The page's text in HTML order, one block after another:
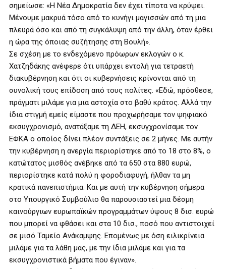
σημείωσε: «Η Νέα Δημοκρατία δεν έχει τίποτα να κρύψει.
Μένουμε μακρυά τόσο από το κυνήγι μαγισσών από τη μια
πλευρά όσο και από τη συγκάλυψη από την άλλη, όταν έρθει
η ώρα της όποιας συζήτησης στη Βουλή».
Σε σχέση με το ενδεχόμενο πρόωρων εκλογών ο κ.
Χατζηδάκης ανέφερε ότι υπάρχει εντολή για τετραετή
διακυβέρνηση και ότι οι κυβερνήσεις κρίνονται από τη
συνολική τους επίδοση από τους πολίτες. «Εδώ, πρόσθεσε,
πράγματι μιλάμε για μια αστοχία στο βαθύ κράτος. Αλλά την
ίδια στιγμή εμείς είμαστε που προχωρήσαμε τον ψηφιακό
εκσυγχρονισμό, ανατάξαμε τη ΔΕΗ, εκσυγχρονίσαμε τον
ΕΦΚΑ ο οποίος δίνει πλέον συντάξεις σε 2 μήνες. Με αυτήν
την κυβέρνηση η ανεργία περιορίστηκε από το 18 στο 8%, ο
κατώτατος μισθός ανέβηκε από τα 650 στα 880 ευρώ,
περιορίστηκε κατά πολύ η φοροδιαφυγή, ήλθαν τα μη
κρατικά πανεπιστήμια. Και με αυτή την κυβέρνηση σήμερα
στο Υπουργικό Συμβούλιο θα παρουσιαστεί μια δέσμη
καινούργιων ευρωπαϊκών προγραμμάτων ύψους 8 δισ. ευρώ
που μπορεί να φθάσει και στα 10 δισ., ποσό που αντιστοιχεί
σε μισό Ταμείο Ανάκαμψης. Επομένως με όση ειλικρίνεια
μιλάμε για τα λάθη μας, με την ίδια μιλάμε και για τα
εκσυγχρονιστικά βήματα που έγιναν».